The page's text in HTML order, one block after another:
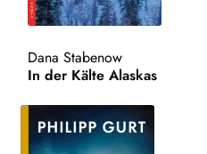
LESUNGEN
VERLAG
HANDEL
Dana Stabenow
In der Kälte Alaskas